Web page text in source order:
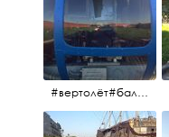
#вертолёт#балтийскиеавиалинии #петропавловскаякрепость #заячийостров #полётынадпитером #полётынадгородом #полёты